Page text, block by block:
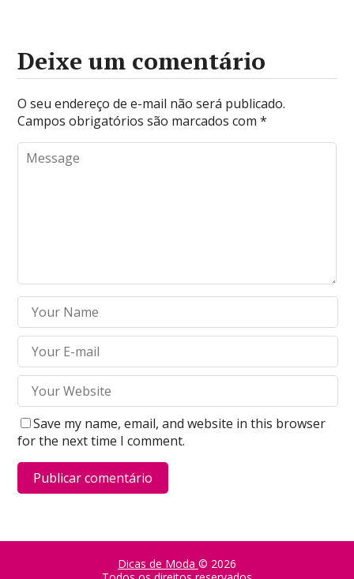
Deixe um comentário
O seu endereço de e-mail não será publicado.
Campos obrigatórios são marcados com*
Save my name, email, and website in this browser
for the next time I comment.
Dicas de Moda © 2026